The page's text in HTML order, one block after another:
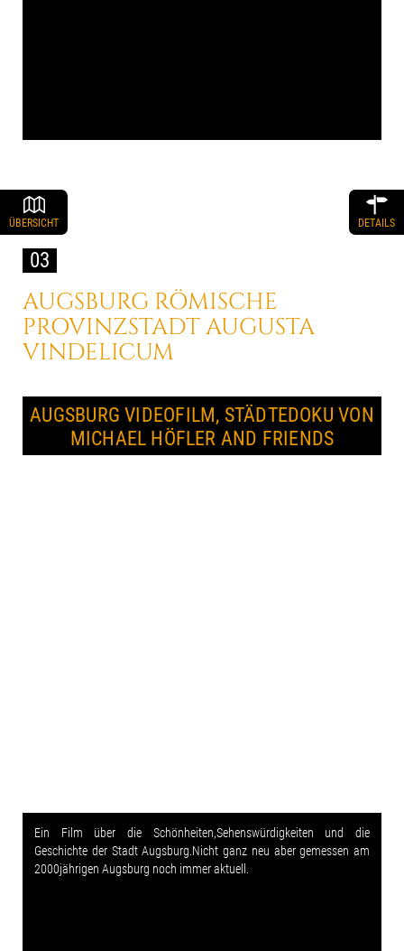
ÜBERSICHT DETAILS
AUGSBURG RÖMISCHE
PROVINZSTADTAUGUSTA
VINDELICUM
03
AUGSBURG VIDEOFILM, STÄDTEDOKU VON
MICHAEL HÖFLER AND FRIENDS
Ein Film über die Schönheiten,Sehenswürdigkeiten und die
Geschichte der Stadt Augsburg.Nicht ganz neu aber gemessen am
2000jährigen Augsburg noch immer aktuell.